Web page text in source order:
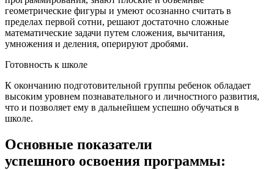
геометрические фигуры и умеют осознанно считать в
пределах первой сотни, решают достаточно сложные
математические задачи путем сложения, вычитания,
умножения и деления, оперируют дробями.
Готовность к школе
К окончанию подготовительной группы ребенок обладает
высоким уровнем познавательного и личностного развития,
что и позволяет ему в дальнейшем успешно обучаться в
школе.
Основные показатели
успешного освоения программы: